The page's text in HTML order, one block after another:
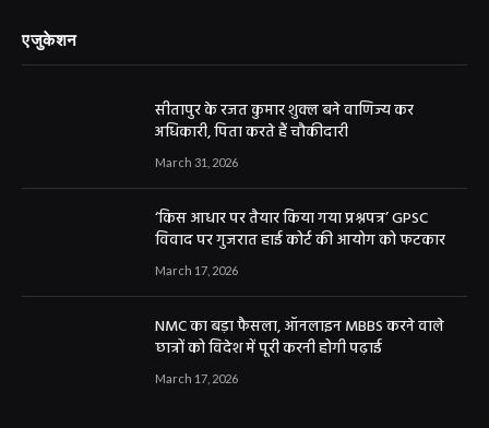
एजुकेशन
सीतापुर के रजत कुमार शुक्ल बने वाणिज्य कर
अधिकारी, पिता करते हैं चौकीदारी
March 31, 2026
‘किस आधार पर तैयार किया गया प्रश्नपत्र’ GPSC
विवाद पर गुजरात हाई कोर्ट की आयोग को फटकार
March 17, 2026
NMC का बड़ा फैसला, ऑनलाइन MBBS करने वाले
छात्रों को विदेश में पूरी करनी होगी पढ़ाई
March 17, 2026